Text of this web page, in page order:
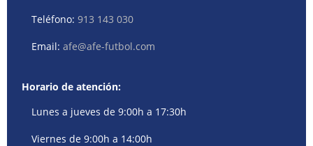
Teléfono:913 143 030
Email:afe@afe-futbol.com
Horario de atención:
Lunes a jueves de 9:00h a 17:30h
Viernes de 9:00h a 14:00h